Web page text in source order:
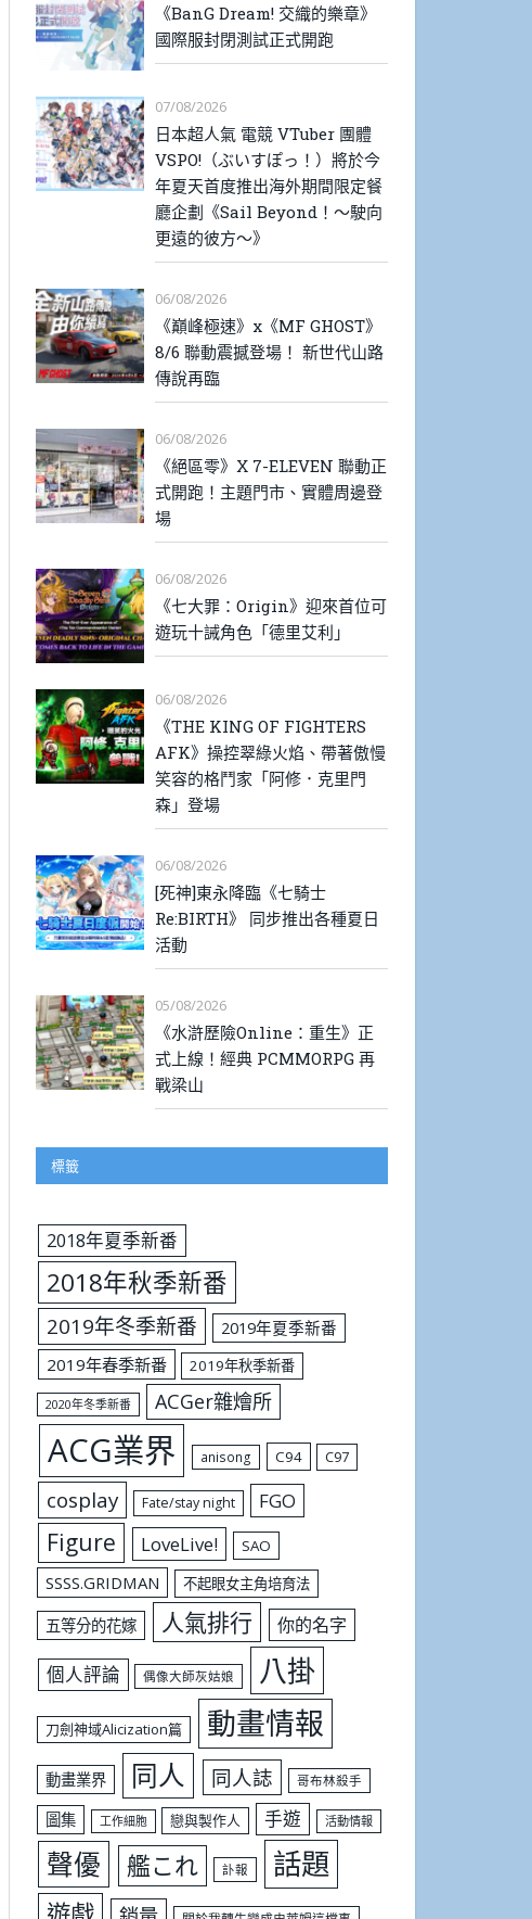
《BanG Dream! 交織的樂章》
國際服封閉測試正式開跑
07/08/2026
日本超人氣 電競 VTuber 團體
VSPO!（ぶいすぽっ！）將於今
年夏天首度推出海外期間限定餐
廳企劃《Sail Beyond！～駛向
更遠的彼方～》
06/08/2026
《巔峰極速》x《MF GHOST》
8/6 聯動震撼登場！ 新世代山路
傳說再臨
06/08/2026
《絕區零》X 7-ELEVEN 聯動正
式開跑！主題門市、實體周邊登
場
06/08/2026
《七大罪：Origin》迎來首位可
遊玩十誡角色「德里艾利」
06/08/2026
《THE KING OF FIGHTERS
AFK》操控翠綠火焰、帶著傲慢
笑容的格鬥家「阿修．克里門
森」登場
06/08/2026
[死神]東永降臨《七騎士
Re:BIRTH》 同步推出各種夏日
活動
05/08/2026
《水滸歷險Online：重生》正
式上線！經典 PCMMORPG 再
戰梁山
標籤
2018年夏季新番
2018年秋季新番
2019年冬季新番
2019年夏季新番
2019年春季新番
2019年秋季新番
2020年冬季新番 ACGer雜燴所
ACG業界 anisong C94 C97
cosplay Fate/stay night FGO
Figure LoveLive! SAO
SSSS.GRIDMAN 不起眼女主角培育法
五等分的花嫁 人氣排行 你的名字
個人評論 偶像大師灰姑娘 八掛
刀劍神域Alicization篇 動畫情報
動畫業界 同人 同人誌 哥布林殺手
圖集 工作細胞 戀與製作人 手遊 活動情報
聲優 艦これ 訃報 話題